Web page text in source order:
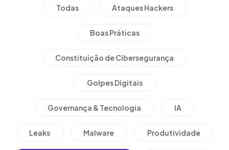
Todas Ataques Hackers
Boas Práticas
Constituição de Cibersegurança
Golpes Digitais
Governança & Tecnologia IA
Leaks Malware Produtividade